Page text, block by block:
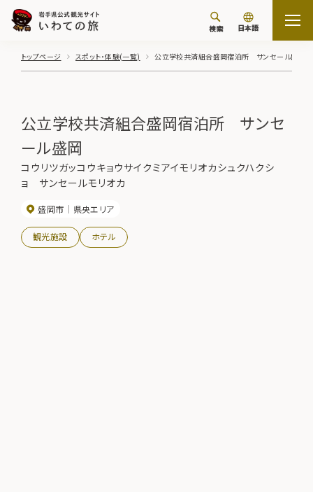
検索 日本語
トップページ スポット・体験(一覧) 公立学校共済組合盛岡宿泊所 サンセール盛岡
公立学校共済組合盛岡宿泊所 サンセ
ール盛岡
コウリツガッコウキョウサイクミアイモリオカシュクハクシ
ョ サンセールモリオカ
盛岡市 県央エリア
観光施設 ホテル